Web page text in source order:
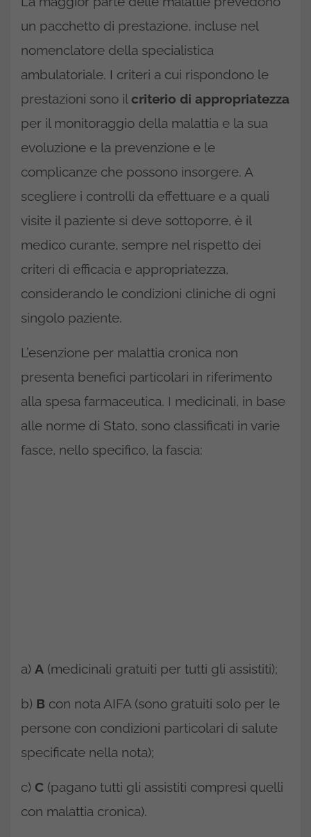
un pacchetto di prestazione, incluse nel
nomenclatore della specialistica
ambulatoriale. I criteri a cui rispondono le
prestazioni sono il criterio di appropriatezza
per il monitoraggio della malattia e la sua
evoluzione e la prevenzione e le
complicanze che possono insorgere. A
scegliere i controlli da effettuare e a quali
visite il paziente si deve sottoporre, è il
medico curante, sempre nel rispetto dei
criteri di efficacia e appropriatezza,
considerando le condizioni cliniche di ogni
singolo paziente.
L’esenzione per malattia cronica non
presenta benefici particolari in riferimento
alla spesa farmaceutica. I medicinali, in base
alle norme di Stato, sono classificati in varie
fasce, nello specifico, la fascia:
a) A (medicinali gratuiti per tutti gli assistiti);
b) B con nota AIFA (sono gratuiti solo per le
persone con condizioni particolari di salute
specificate nella nota);
c) C (pagano tutti gli assistiti compresi quelli
con malattia cronica).